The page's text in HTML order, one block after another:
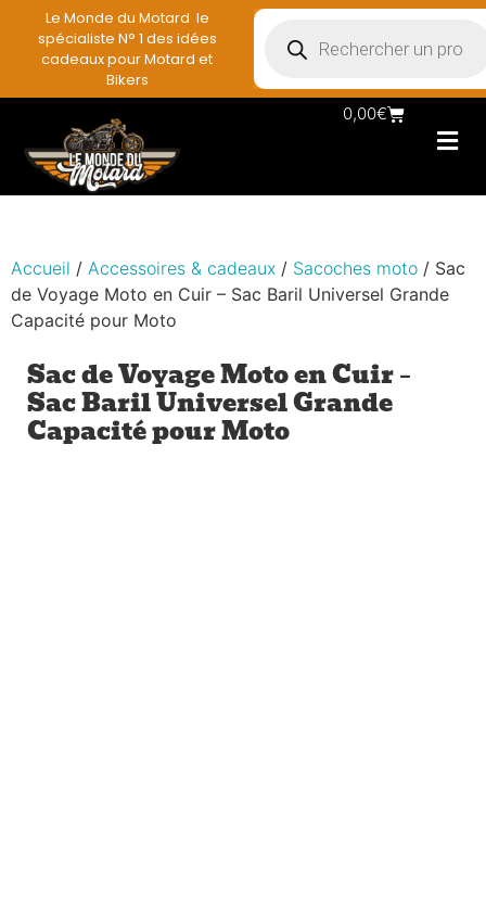
Le Monde du Motard le
spécialiste N° 1 des idées
cadeaux pour Motard et
Bikers
0,00€
Accueil / Accessoires & cadeaux / Sacoches moto / Sac
de Voyage Moto en Cuir – Sac Baril Universel Grande
Capacité pour Moto
Sac de Voyage Moto en Cuir –
Sac Baril Universel Grande
Capacité pour Moto